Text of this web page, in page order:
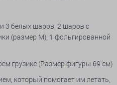
3 белых шаров, 2 шаров с
(размер М), 1 фольгированной
грузике (Размер фигуры 69 см)
который помогает им летать,